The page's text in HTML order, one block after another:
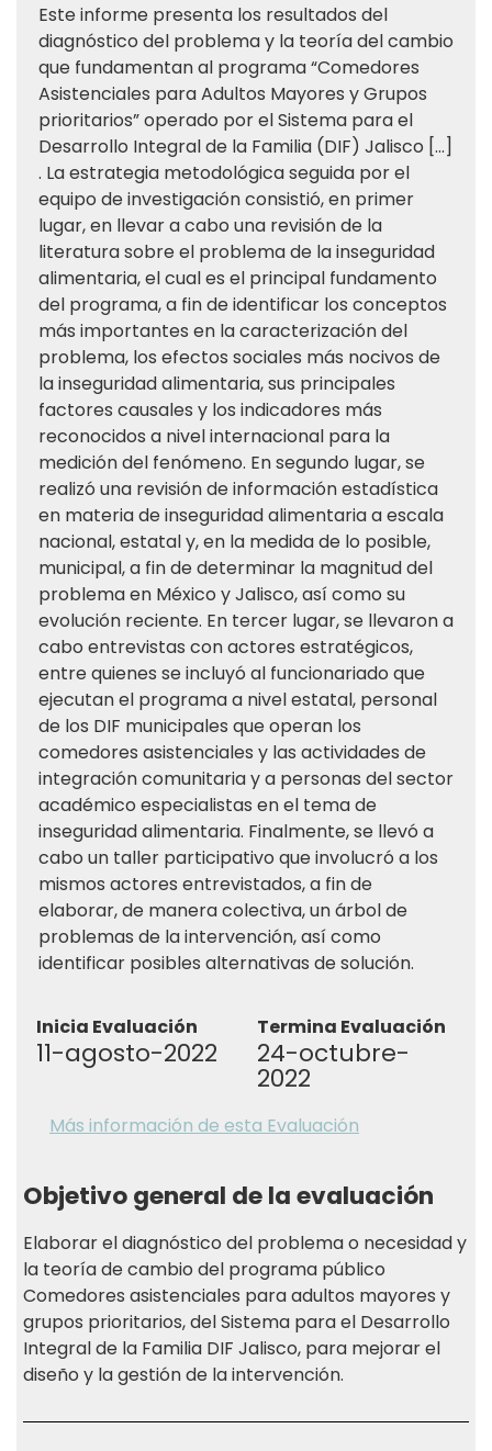
Este informe presenta los resultados del
diagnóstico del problema y la teoría del cambio
que fundamentan al programa “Comedores
Asistenciales para Adultos Mayores y Grupos
prioritarios” operado por el Sistema para el
Desarrollo Integral de la Familia (DIF) Jalisco [...]
. La estrategia metodológica seguida por el
equipo de investigación consistió, en primer
lugar, en llevar a cabo una revisión de la
literatura sobre el problema de la inseguridad
alimentaria, el cual es el principal fundamento
del programa, a fin de identificar los conceptos
más importantes en la caracterización del
problema, los efectos sociales más nocivos de
la inseguridad alimentaria, sus principales
factores causales y los indicadores más
reconocidos a nivel internacional para la
medición del fenómeno. En segundo lugar, se
realizó una revisión de información estadística
en materia de inseguridad alimentaria a escala
nacional, estatal y, en la medida de lo posible,
municipal, a fin de determinar la magnitud del
problema en México y Jalisco, así como su
evolución reciente. En tercer lugar, se llevaron a
cabo entrevistas con actores estratégicos,
entre quienes se incluyó al funcionariado que
ejecutan el programa a nivel estatal, personal
de los DIF municipales que operan los
comedores asistenciales y las actividades de
integración comunitaria y a personas del sector
académico especialistas en el tema de
inseguridad alimentaria. Finalmente, se llevó a
cabo un taller participativo que involucró a los
mismos actores entrevistados, a fin de
elaborar, de manera colectiva, un árbol de
problemas de la intervención, así como
identificar posibles alternativas de solución.
Inicia Evaluación
11-agosto-2022
Termina Evaluación
24-octubre-
2022
Más información de esta Evaluación
Objetivo general de la evaluación
Elaborar el diagnóstico del problema o necesidad y
la teoría de cambio del programa público
Comedores asistenciales para adultos mayores y
grupos prioritarios, del Sistema para el Desarrollo
Integral de la Familia DIF Jalisco, para mejorar el
diseño y la gestión de la intervención.